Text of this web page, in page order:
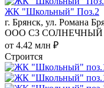
ЖК "Школьный" Поз.2
г. Брянск, ул. Романа
ООО СЗ СОЛНЕЧНЫЙ
от 4.42 млн ₽
Строится